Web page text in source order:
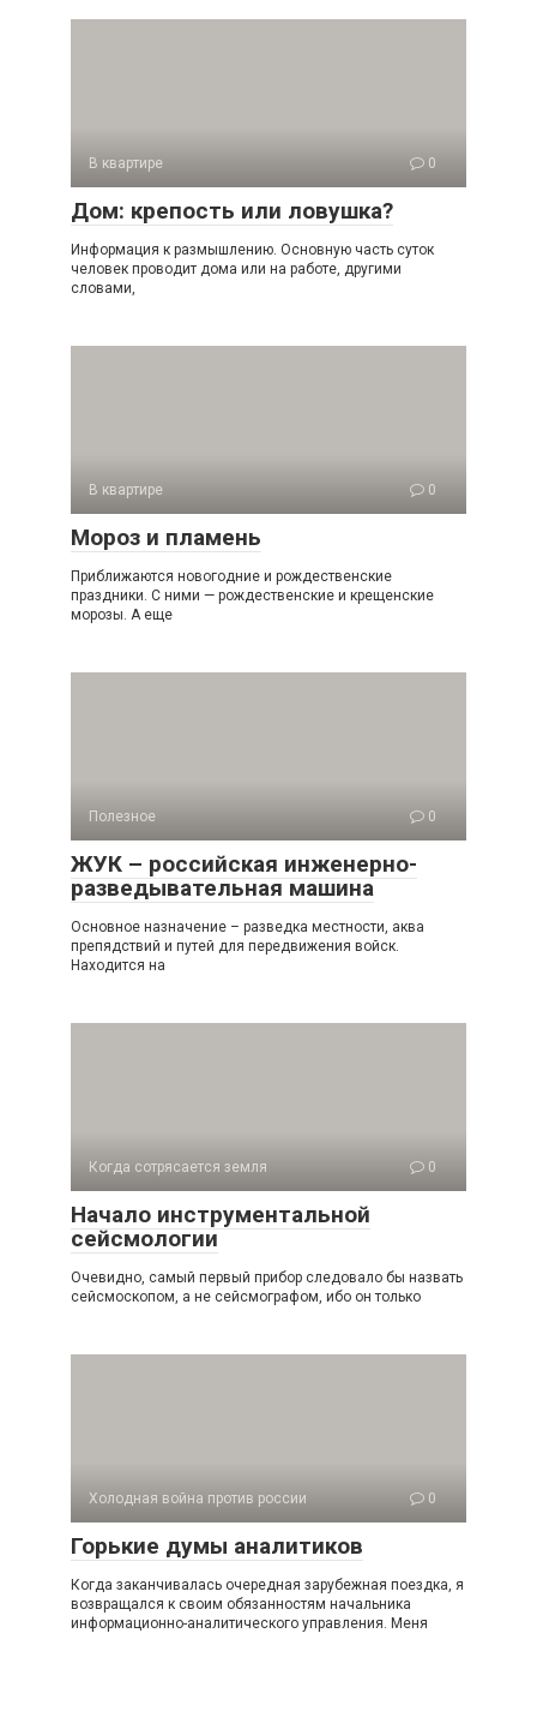
В квартире 0
Дом: крепость или ловушка?
Информация к размышлению. Основную часть суток
человек проводит дома или на работе, другими
словами,
В квартире 0
Мороз и пламень
Приближаются новогодние и рождественские
праздники. С ними — рождественские и крещенские
морозы. А еще
Полезное 0
ЖУК – российская инженерно-
разведывательная машина
Основное назначение – разведка местности, аква
препядствий и путей для передвижения войск.
Находится на
Когда сотрясается земля 0
Начало инструментальной
сейсмологии
Очевидно, самый первый прибор следовало бы на­звать
сейсмоскопом, а не сейсмографом, ибо он только
Холодная война против россии 0
Горькие думы аналитиков
Когда заканчивалась очередная зарубежная поездка, я
возвращался к своим обязанностям начальника
информацион­но-аналитического управления. Меня